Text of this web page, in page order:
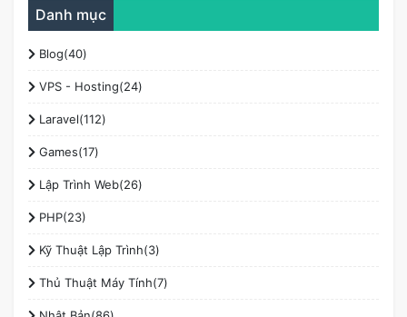
Danh mục
Blog(40)
VPS - Hosting(24)
Laravel(112)
Games(17)
Lập Trình Web(26)
PHP(23)
Kỹ Thuật Lập Trình(3)
Thủ Thuật Máy Tính(7)